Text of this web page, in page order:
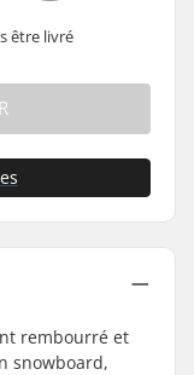
être livré
rembourré et
snowboard,